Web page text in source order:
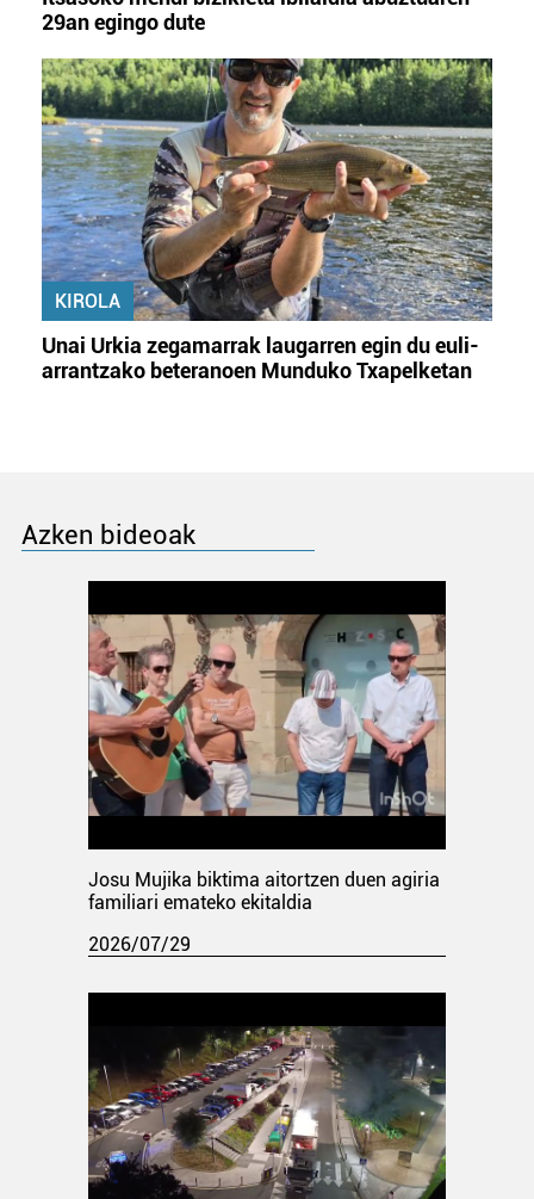
29an egingo dute
KIROLA
Unai Urkia zegamarrak laugarren egin du euli-
arrantzako beteranoen Munduko Txapelketan
Azken bideoak
Josu Mujika biktima aitortzen duen agiria
familiari emateko ekitaldia
2026/07/29